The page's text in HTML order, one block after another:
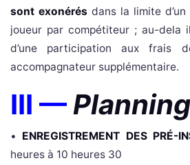
sont exonérés dans la limite
joueur par compétiteur ; au-dela
d’une participation aux frais
accompagnateur supplémentaire.
III — Planning
• ENREGISTREMENT DES PRÉ-
heures à 10 heures 30